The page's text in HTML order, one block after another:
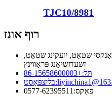
TJC10/8981
רוף אונז
​​דאַנקסי שטאָט, יועקינג שטאָט,
זשעדזשיאַנג פּראָווינץ
תּל:+86-15658600003
בליצפּאָסט:
פאַקס: 0577-62395511